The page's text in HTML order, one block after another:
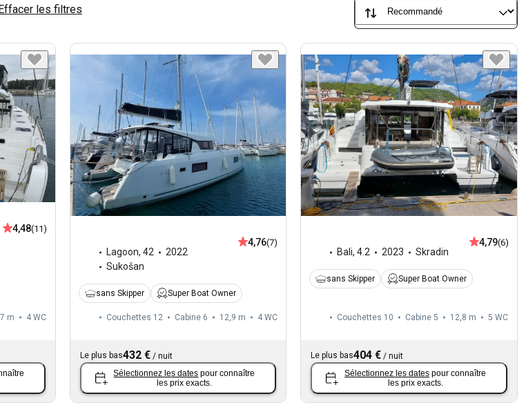
les filtres
4,48(11)
m 4 WC
Lagoon, 42
2022
Sukošan
4,76(7)
sans Skipper Super Boat Owner
Couchettes 12 Cabine 6 12,9 m 4 WC
Le plus bas432 €/ nuit
Sélectionnez les dates pour connaître
les prix exacts.
Bali,4.2 2023 Skradin
4,79(6)
sans Skipper Super Boat Owner
Couchettes 10 Cabine 5 12,8 m 5 WC
Le plus bas404 € /nuit
Sélectionnez les dates pour connaître
les prix exacts.